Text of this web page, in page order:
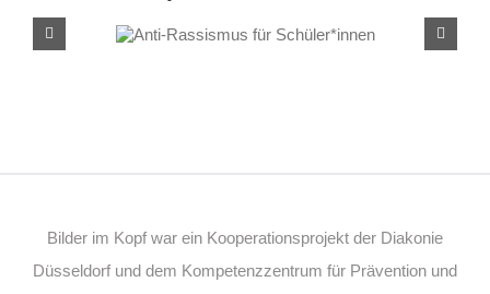
Schüler*innen
Bilder im Kopf war ein Kooperationsprojekt der Diakonie
Düsseldorf und dem Kompetenzzentrum für Prävention und